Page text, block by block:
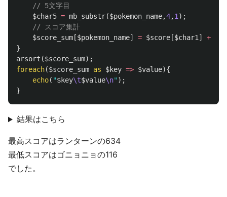
// 5文字目
$char5 = mb_substr($pokemon_name,4,1);
// スコア集計
$score_sum [$pokemon_name] = $score [$char1] +
}
arsort ($score_sum);
foreach($score_sum as $key => $value){
echo( "$key\t$value\n" );
}
結果はこちら
最高スコアはランターンの634
最低スコアはゴニョニョの116
でした。